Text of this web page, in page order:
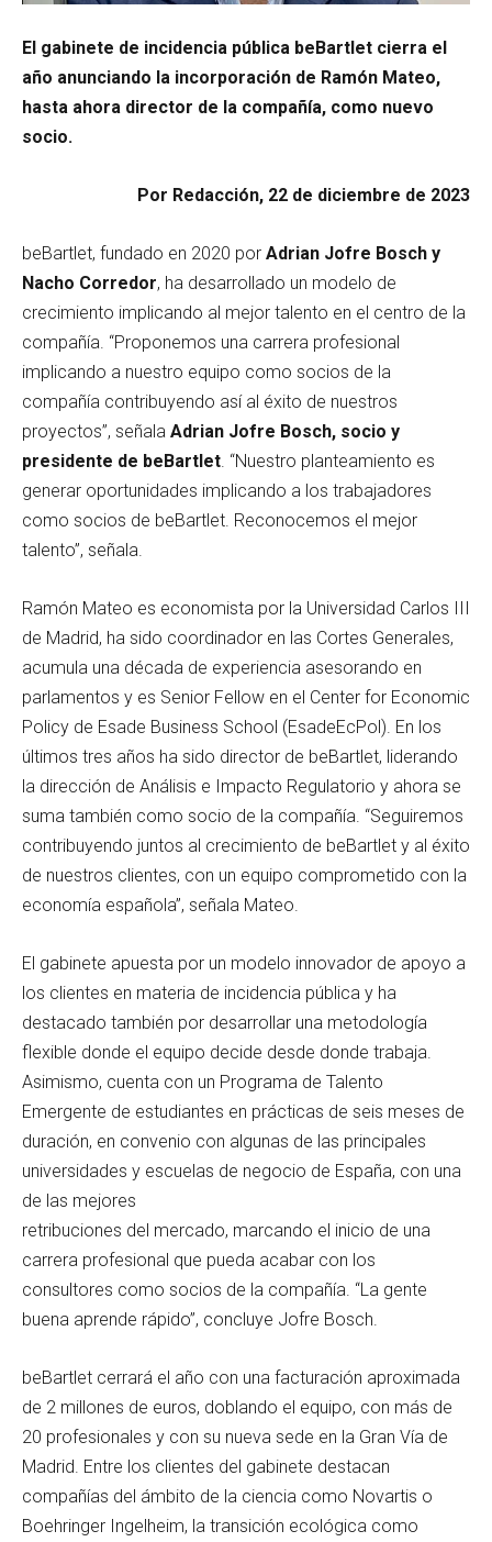
El gabinete de incidencia pública beBartlet cierra el
año anunciando la incorporación de Ramón Mateo,
hasta ahora director de la compañía, como nuevo
socio.
Por Redacción, 22 de diciembre de 2023
beBartlet, fundado en 2020 por Adrian Jofre Bosch y
Nacho Corredor, ha desarrollado un modelo de
crecimiento implicando al mejor talento en el centro de la
compañía. “Proponemos una carrera profesional
implicando a nuestro equipo como socios de la
compañía contribuyendo así al éxito de nuestros
proyectos”, señala Adrian Jofre Bosch, socio y
presidente de beBartlet . “Nuestro planteamiento es
generar oportunidades implicando a los trabajadores
como socios de beBartlet. Reconocemos el mejor
talento”, señala.
Ramón Mateo es economista por la Universidad Carlos III
de Madrid, ha sido coordinador en las Cortes Generales,
acumula una década de experiencia asesorando en
parlamentos y es Senior Fellow en el Center for Economic
Policy de Esade Business School (EsadeEcPol). En los
últimos tres años ha sido director de beBartlet, liderando
la dirección de Análisis e Impacto Regulatorio y ahora se
suma también como socio de la compañía. “Seguiremos
contribuyendo juntos al crecimiento de beBartlet y al éxito
de nuestros clientes, con un equipo comprometido con la
economía española”, señala Mateo.
El gabinete apuesta por un modelo innovador de apoyo a
los clientes en materia de incidencia pública y ha
destacado también por desarrollar una metodología
flexible donde el equipo decide desde donde trabaja.
Asimismo, cuenta con un Programa de Talento
Emergente de estudiantes en prácticas de seis meses de
duración, en convenio con algunas de las principales
universidades y escuelas de negocio de España, con una
de las mejores
retribuciones del mercado, marcando el inicio de una
carrera profesional que pueda acabar con los
consultores como socios de la compañía. “La gente
buena aprende rápido”, concluye Jofre Bosch.
beBartlet cerrará el año con una facturación aproximada
de 2 millones de euros, doblando el equipo, con más de
20 profesionales y con su nueva sede en la Gran Vía de
Madrid. Entre los clientes del gabinete destacan
compañías del ámbito de la ciencia como Novartis o
Boehringer Ingelheim, la transición ecológica como